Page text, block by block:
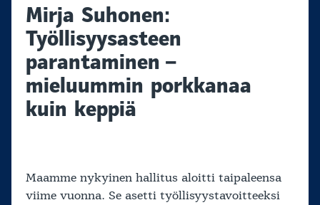
Mirja Suhonen:
Työllisyysasteen
parantaminen –
mieluummin porkkanaa
kuin keppiä
Maamme nykyinen hallitus aloitti taipaleensa
viime vuonna. Se asetti työllisyystavoitteeksi